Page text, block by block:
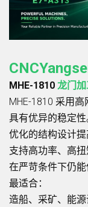
MHE-1810 龙门
MHE-1810 采用
具有优异的稳定性
优化的结构设计
支持高功率、高
在严苛条件下仍
最适合：
造船、采矿、能源